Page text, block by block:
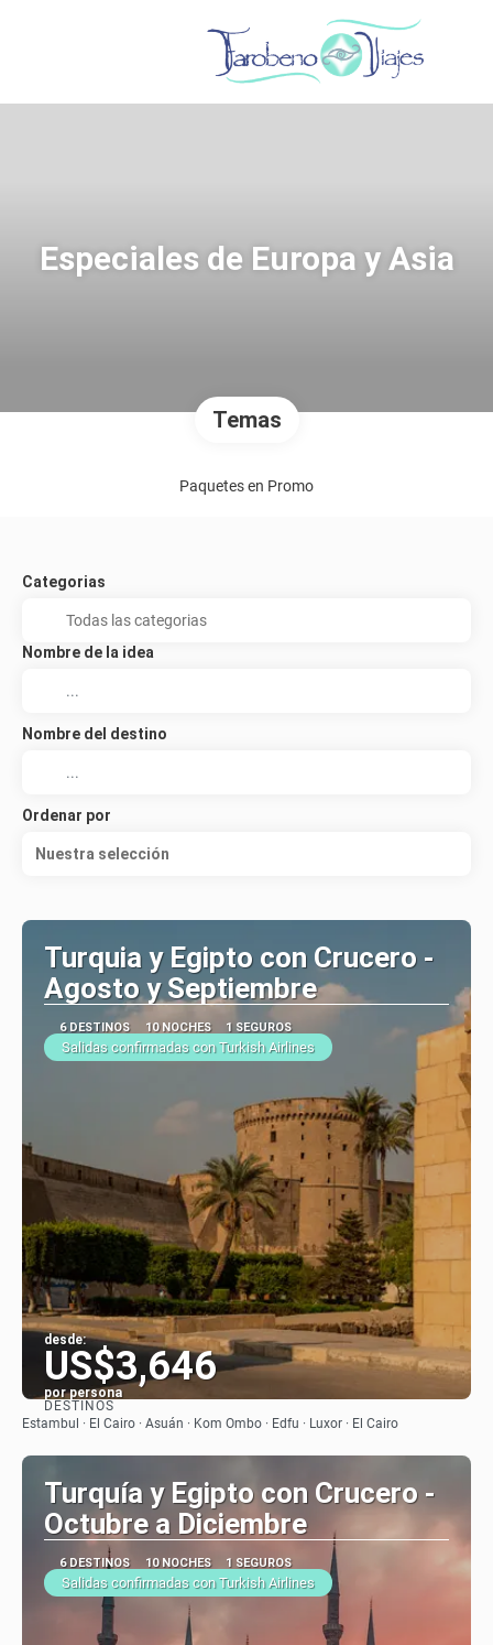
Especiales de Europa y Asia
Temas
Paquetes en Promo
Categorias
Nombre de la idea
Nombre del destino
Ordenar por
Nuestra selección
Turquia y Egipto con Crucero -
Agosto y Septiembre
6 DESTINOS 10 NOCHES 1 SEGUROS
Salidas confirmadas con Turkish Airlines
desde:
US$3,646
por persona
Ver
DESTINOS
Estambul · El Cairo · Asuán · Kom Ombo · Edfu · Luxor · El Cairo
Turquía y Egipto con Crucero -
Octubre a Diciembre
6 DESTINOS 10 NOCHES 1 SEGUROS
Salidas confirmadas con Turkish Airlines